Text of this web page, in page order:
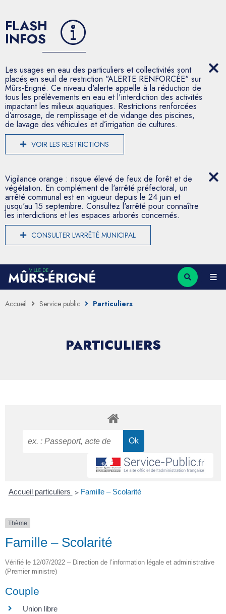
FLASH
INFOS
Les usages en eau des particuliers et collectivités sont
placés en seuil de restriction "ALERTE RENFORCÉE" sur
Mûrs-Érigné. Ce niveau d'alerte appelle à la réduction de
tous les prélèvements en eau et l'interdiction des activités
impactant les milieux aquatiques. Restrictions renforcées
d’arrosage, de remplissage et de vidange des piscines,
de lavage des véhicules et d’irrigation de cultures.
VOIR LES RESTRICTIONS
Vigilance orange : risque élevé de feux de forêt et de
végétation. En complément de l'arrêté préfectoral, un
arrêté communal est en vigueur depuis le 24 juin et
jusqu'au 15 septembre. Consultez l'arrêté pour connaître
les interdictions et les espaces arborés concernés.
CONSULTER L'ARRÊTÉ MUNICIPAL
Accueil Service public Particuliers
PARTICULIERS
Accueil particuliers > Famille – Scolarité
Thème
Famille – Scolarité
Vérifié le 12/07/2022 – Direction de l’information légale et administrative
(Premier ministre)
Couple
Union libre